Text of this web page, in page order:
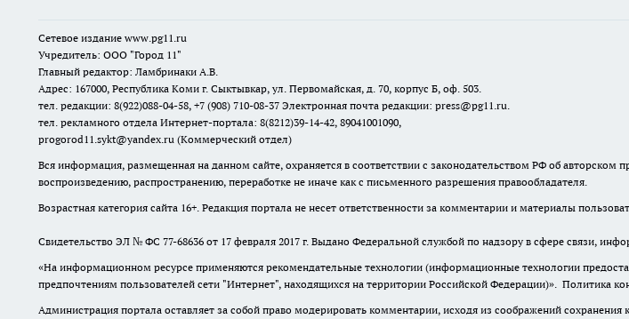
Сетевое издание www.pg11.ru
Учредитель: ООО "Город 11"
Главный редактор: Ламбринаки А.В.
Адрес: 167000, Республика Коми г. Сыктывкар, ул. Первомайская, д. 70, корпус Б, оф. 503.
тел. редакции: 8(922)088-04-58, +7 (908) 710-08-37 Электронная почта редакции: press@pg11.ru.
тел. рекламного отдела Интернет-портала: 8(8212)39-14-42, 89041001090,
progorod11.sykt@yandex.ru (Коммерческий отдел)
Вся информация, размещенная на данном сайте, охраняется в соответствии с законодательством РФ об
воспроизведению, распространению, переработке не иначе как с письменного разрешения правообладателя.
Возрастная категория сайта 16+. Редакция портала не несет ответственности за комментарии и материалы
Свидетельство ЭЛ № ФС 77-68636 от 17 февраля 2017 г. Выдано Федеральной службой по надзору в сфере связи,
«На информационном ресурсе применяются рекомендательные технологии (информационные технологии
предпочтениям пользователей сети "Интернет", находящихся на территории Российской Федерации)». Политика
Администрация портала оставляет за собой право модерировать комментарии, исходя из соображений